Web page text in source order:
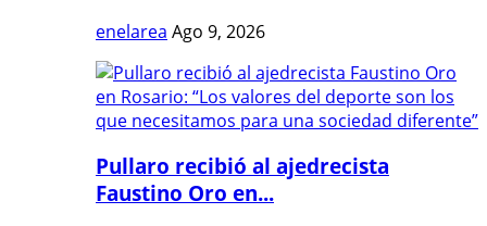
enelarea Ago 9, 2026
Pullaro recibió al ajedrecista
Faustino Oro en...